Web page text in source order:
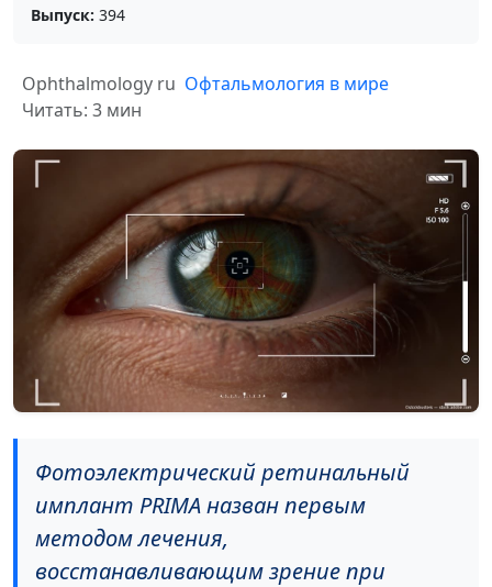
Выпуск: 394
Ophthalmology ru Офтальмология в мире
Читать: 3 мин
Фотоэлектрический ретинальный
имплант PRIMA назван первым
методом лечения,
восстанавливающим зрение при